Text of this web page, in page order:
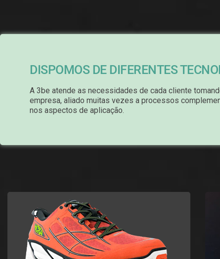
DISPOMOS DE DIFERENTES
A 3be atende as necessidades de cada cliente
empresa, aliado muitas vezes a processos
nos aspectos de aplicação.